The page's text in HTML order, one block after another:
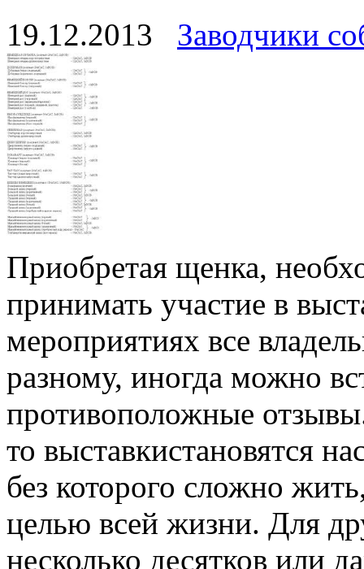
19.12.2013 Заводчики
Приобретая щенка,
принимать участие в
мероприятиях все
разному, иногда можно
противоположные
то выставкистановятся
без которого сложно
целью всей жизни. Для
несколько десятков или